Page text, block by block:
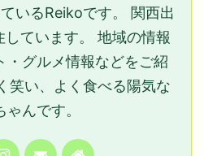
いるReikoです。 関西出
ています。 地域の情報
・グルメ情報などをご紹
笑い、よく食べる陽気な
ゃんです。